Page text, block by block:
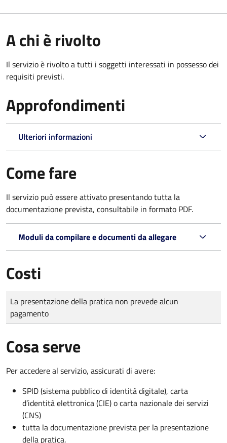
A chi è rivolto
Il servizio è rivolto a tutti i soggetti interessati in possesso dei
requisiti previsti.
Approfondimenti
Ulteriori informazioni
Come fare
Il servizio può essere attivato presentando tutta la
documentazione prevista, consultabile in formato PDF.
Moduli da compilare e documenti da allegare
Costi
Tipo di pagamento
Importo
La presentazione della pratica non prevede alcun
pagamento
Cosa serve
Per accedere al servizio, assicurati di avere:
SPID (sistema pubblico di identità digitale), carta
d’identità elettronica (CIE) o carta nazionale dei servizi
(CNS)
tutta la documentazione prevista per la presentazione
della pratica.